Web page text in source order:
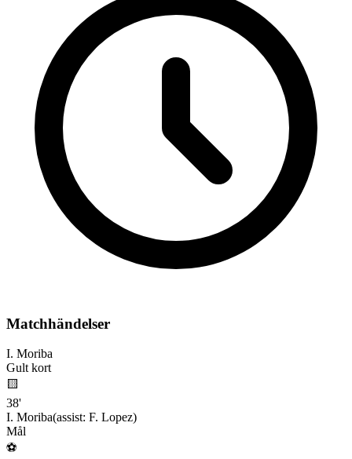
Matchhändelser
I. Moriba
Gult kort
🟨
38'
I. Moriba(assist: F. Lopez)
Mål
⚽